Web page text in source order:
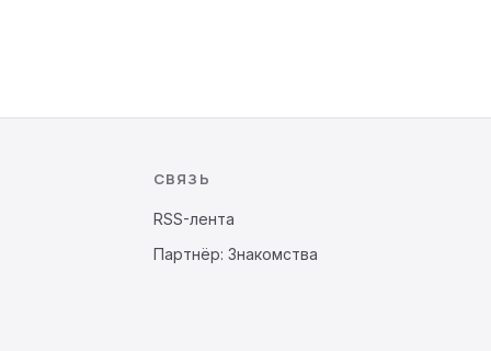
СВЯЗЬ
RSS-лента
Партнёр: Знакомства